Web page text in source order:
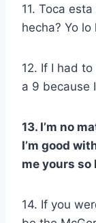
11. Toca
hecha? Yo lo
12. If I had to
a 9 because
13. I’m no
I’m good
me yours so
14. If you